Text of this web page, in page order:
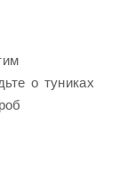
о туниках